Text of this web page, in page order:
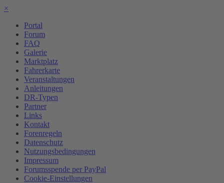
×
Portal
Forum
FAQ
Galerie
Marktplatz
Fahrerkarte
Veranstaltungen
Anleitungen
DR-Typen
Partner
Links
Kontakt
Forenregeln
Datenschutz
Nutzungsbedingungen
Impressum
Forumsspende per PayPal
Cookie-Einstellungen